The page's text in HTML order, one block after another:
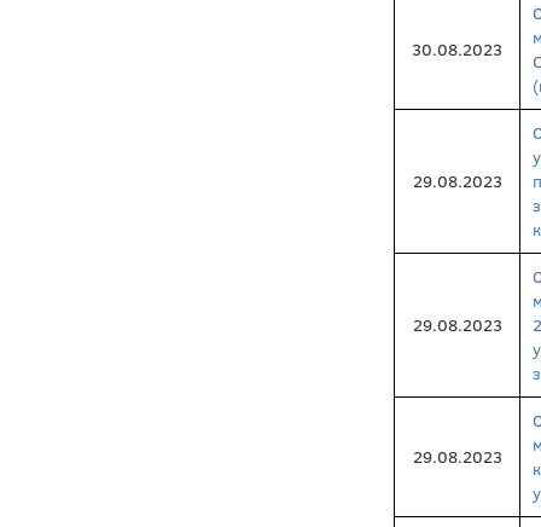
30.08.2023
29.08.2023
29.08.2023
29.08.2023